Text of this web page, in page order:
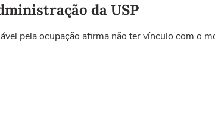
da USP
pela ocupação afirma não ter vínculo com o